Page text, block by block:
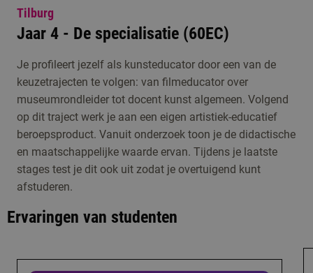
Tilburg
Jaar 4 - De specialisatie (60EC)
Je profileert jezelf als kunsteducator door een van de
keuzetrajecten te volgen: van filmeducator over
museumrondleider tot docent kunst algemeen. Volgend
op dit traject werk je aan een eigen artistiek-educatief
beroepsproduct. Vanuit onderzoek toon je de didactische
en maatschappelijke waarde ervan. Tijdens je laatste
stages test je dit ook uit zodat je overtuigend kunt
afstuderen.
Ervaringen van studenten